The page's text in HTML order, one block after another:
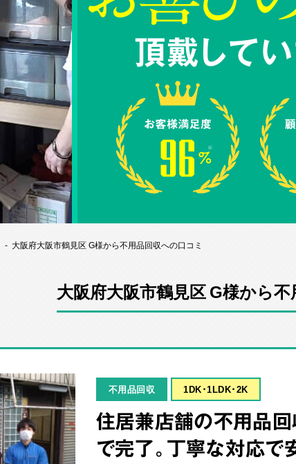
頂戴して
大阪府大阪市鶴見区 G様から不用品回収への口コミ
大阪府大阪市鶴見区 G様から
不用品回収 1DK･1LDK･2K
住居兼店舗の不用品
で完了。丁寧な対応で